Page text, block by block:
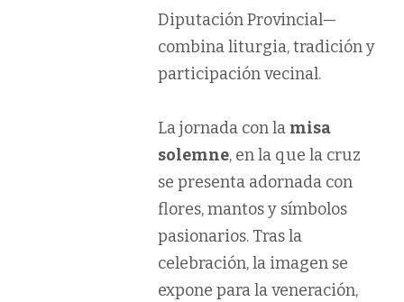
Diputación Provincial—
combina liturgia, tradición y
participación vecinal.
La jornada con la misa
solemne, en la que la cruz
se presenta adornada con
flores, mantos y símbolos
pasionarios. Tras la
celebración, la imagen se
expone para la veneración,